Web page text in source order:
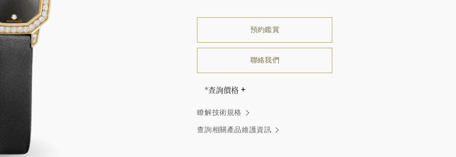
預約鑑賞
聯絡我們
*查詢價格
頓的每一件高級珠寶作品也是如此：每個寶石皆與眾不同而採用獨
特鑲嵌方式，重量和寶石的等級亦不盡相同。如有疑問，敬請諮詢
客戶服務。
瞭解技術規格
查詢相關產品維護資訊